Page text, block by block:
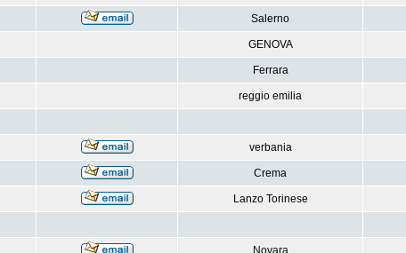
Salerno
GENOVA
Ferrara
reggio emilia
verbania
Crema
Lanzo Torinese
Novara